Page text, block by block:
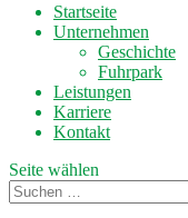
Startseite
Unternehmen
Geschichte
Fuhrpark
Leistungen
Karriere
Kontakt
Seite wählen